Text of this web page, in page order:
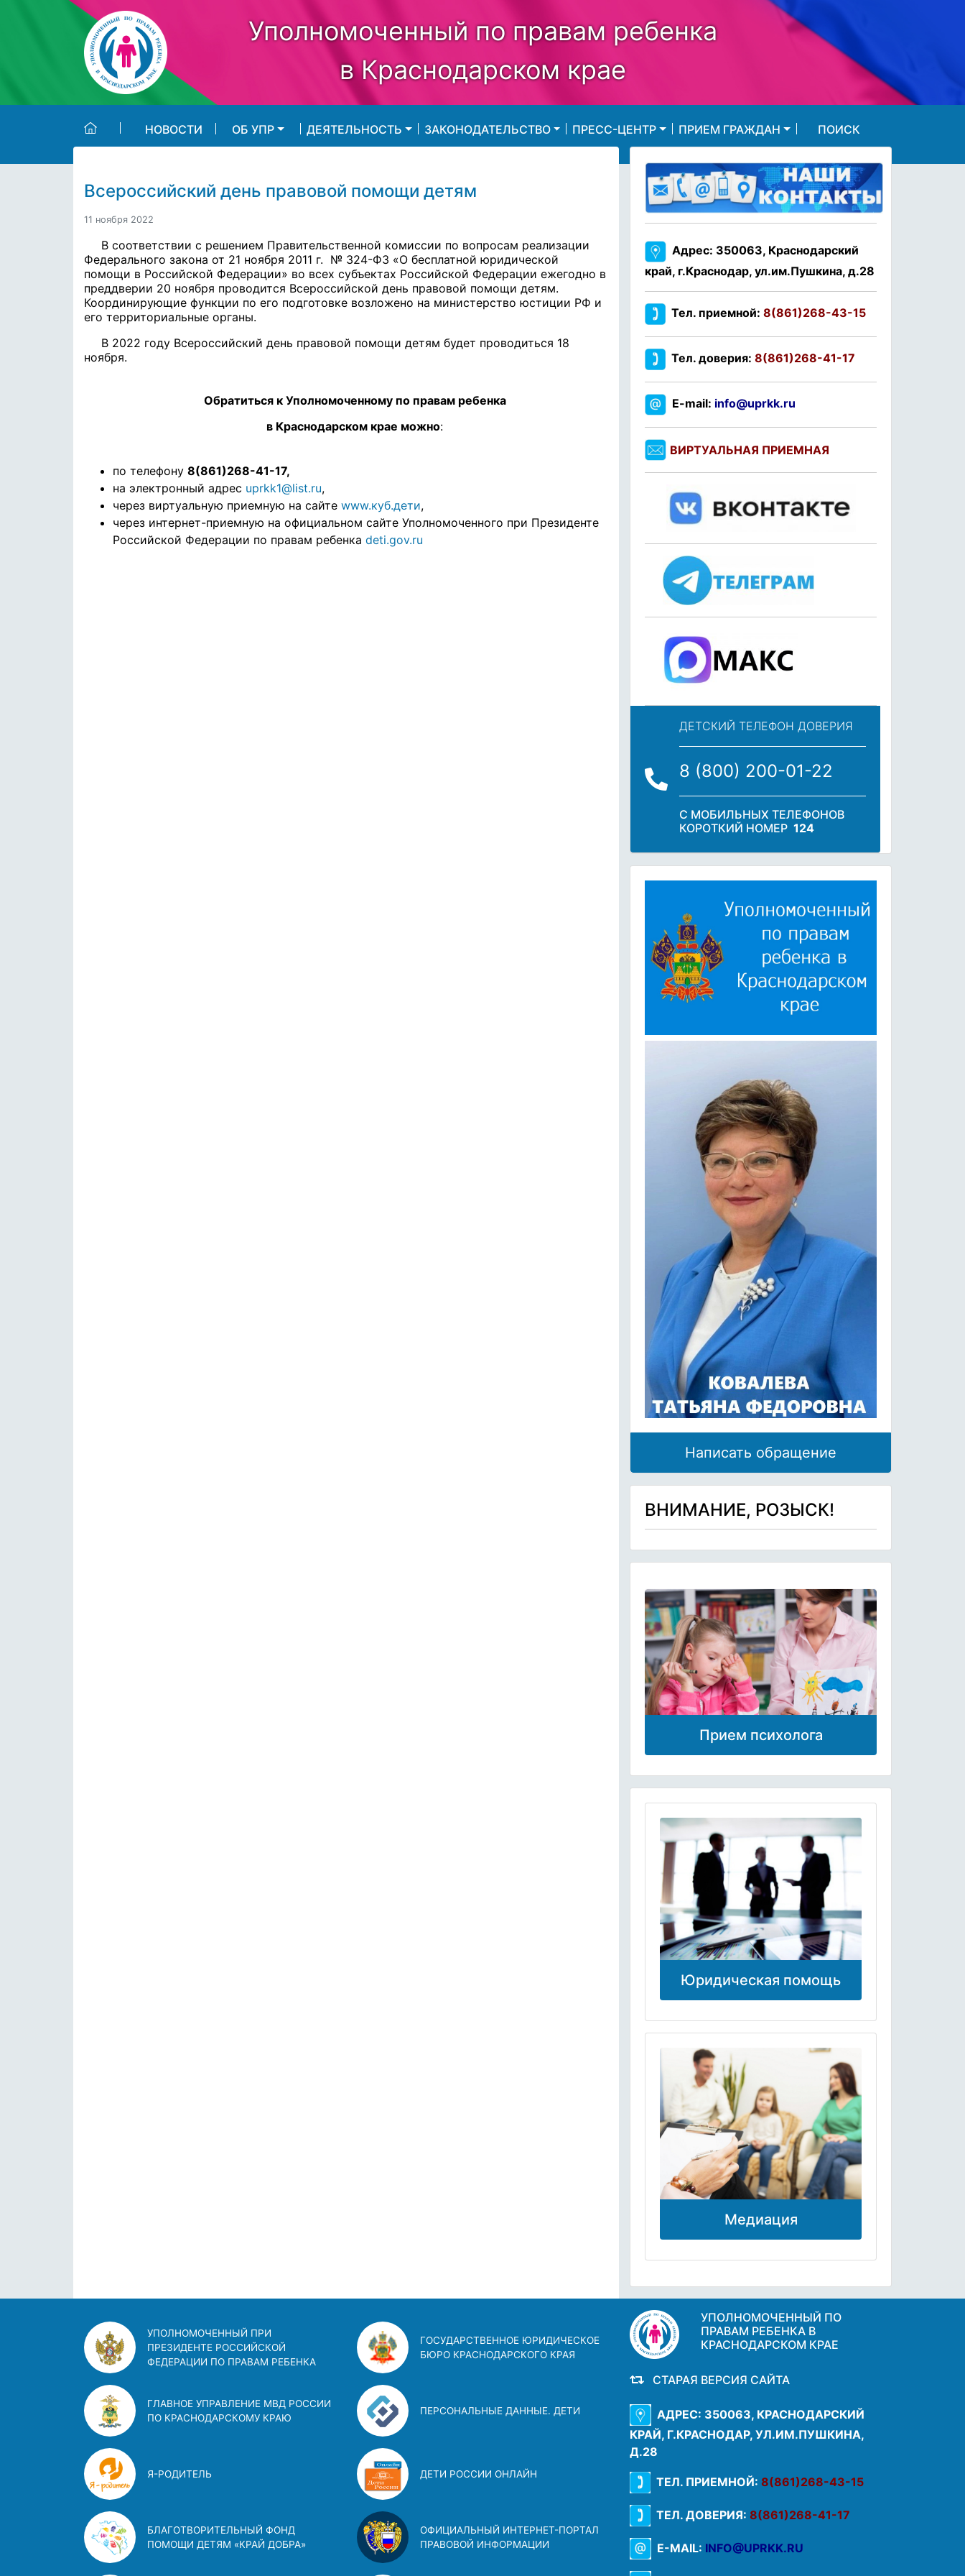
Skip to main content
Уполномоченный по правам ребенка
в Краснодарском крае
НОВОСТИ ОБ УПР ДЕЯТЕЛЬНОСТЬ ЗАКОНОДАТЕЛЬСТВО ПРЕСС-ЦЕНТР ПРИЕМ ГРАЖДАН ПОИСК
Всероссийский день правовой помощи детям
11 ноября 2022
В соответствии с решением Правительственной комиссии по вопросам реализации
Федерального закона от 21 ноября 2011 г. № 324-ФЗ «О бесплатной юридической
помощи в Российской Федерации» во всех субъектах Российской Федерации ежегодно в
преддверии 20 ноября проводится Всероссийской день правовой помощи детям.
Координирующие функции по его подготовке возложено на министерство юстиции РФ и
его территориальные органы.
В 2022 году Всероссийский день правовой помощи детям будет проводиться 18
ноября.
Обратиться к Уполномоченному по правам ребенка
в Краснодарском крае можно:
по телефону 8(861)268-41-17,
на электронный адрес uprkk1@list.ru,
через виртуальную приемную на сайте www.куб.дети,
через интернет-приемную на официальном сайте Уполномоченного при Президенте
Российской Федерации по правам ребенка deti.gov.ru
Адрес: 350063, Краснодарский
край, г.Краснодар, ул.им.Пушкина, д.28
Тел. приемной: 8(861)268-43-15
Тел. доверия: 8(861)268-41-17
E-mail: info@uprkk.ru
ВИРТУАЛЬНАЯ ПРИЕМНАЯ
ДЕТСКИЙ ТЕЛЕФОН ДОВЕРИЯ
8 (800) 200-01-22
С МОБИЛЬНЫХ ТЕЛЕФОНОВ
КОРОТКИЙ НОМЕР 124
Написать обращение
ВНИМАНИЕ, РОЗЫСК!
Прием психолога
Юридическая помощь
Медиация
УПОЛНОМОЧЕННЫЙ ПРИ
ПРЕЗИДЕНТЕ РОССИЙСКОЙ
ФЕДЕРАЦИИ ПО ПРАВАМ РЕБЕНКА
ГЛАВНОЕ УПРАВЛЕНИЕ МВД РОССИИ
ПО КРАСНОДАРСКОМУ КРАЮ
Я-РОДИТЕЛЬ
БЛАГОТВОРИТЕЛЬНЫЙ ФОНД
ПОМОЩИ ДЕТЯМ «КРАЙ ДОБРА»
ГОСУДАРСТВЕННОЕ ЮРИДИЧЕСКОЕ
БЮРО КРАСНОДАРСКОГО КРАЯ
ПЕРСОНАЛЬНЫЕ ДАННЫЕ. ДЕТИ
ДЕТИ РОССИИ ОНЛАЙН
ОФИЦИАЛЬНЫЙ ИНТЕРНЕТ-ПОРТАЛ
ПРАВОВОЙ ИНФОРМАЦИИ
УПОЛНОМОЧЕННЫЙ ПО
ПРАВАМ РЕБЕНКА В
КРАСНОДАРСКОМ КРАЕ
СТАРАЯ ВЕРСИЯ САЙТА
АДРЕС: 350063, КРАСНОДАРСКИЙ
КРАЙ, Г.КРАСНОДАР, УЛ.ИМ.ПУШКИНА,
Д.28
ТЕЛ. ПРИЕМНОЙ: 8(861)268-43-15
ТЕЛ. ДОВЕРИЯ: 8(861)268-41-17
E-MAIL: INFO@UPRKK.RU